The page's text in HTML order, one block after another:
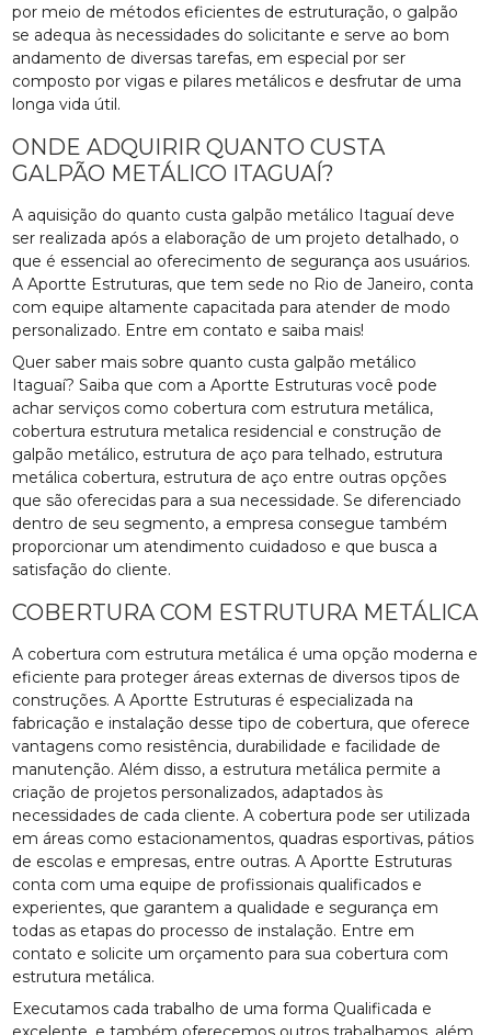
por meio de métodos eficientes de estruturação, o galpão
se adequa às necessidades do solicitante e serve ao bom
andamento de diversas tarefas, em especial por ser
composto por vigas e pilares metálicos e desfrutar de uma
longa vida útil.
ONDE ADQUIRIR QUANTO CUSTA
GALPÃO METÁLICO ITAGUAÍ?
A aquisição do quanto custa galpão metálico Itaguaí deve
ser realizada após a elaboração de um projeto detalhado, o
que é essencial ao oferecimento de segurança aos usuários.
A Aportte Estruturas, que tem sede no Rio de Janeiro, conta
com equipe altamente capacitada para atender de modo
personalizado. Entre em contato e saiba mais!
Quer saber mais sobre quanto custa galpão metálico
Itaguaí? Saiba que com a Aportte Estruturas você pode
achar serviços como cobertura com estrutura metálica,
cobertura estrutura metalica residencial e construção de
galpão metálico, estrutura de aço para telhado, estrutura
metálica cobertura, estrutura de aço entre outras opções
que são oferecidas para a sua necessidade. Se diferenciado
dentro de seu segmento, a empresa consegue também
proporcionar um atendimento cuidadoso e que busca a
satisfação do cliente.
COBERTURA COM ESTRUTURA METÁLICA
A cobertura com estrutura metálica é uma opção moderna e
eficiente para proteger áreas externas de diversos tipos de
construções. A Aportte Estruturas é especializada na
fabricação e instalação desse tipo de cobertura, que oferece
vantagens como resistência, durabilidade e facilidade de
manutenção. Além disso, a estrutura metálica permite a
criação de projetos personalizados, adaptados às
necessidades de cada cliente. A cobertura pode ser utilizada
em áreas como estacionamentos, quadras esportivas, pátios
de escolas e empresas, entre outras. A Aportte Estruturas
conta com uma equipe de profissionais qualificados e
experientes, que garantem a qualidade e segurança em
todas as etapas do processo de instalação. Entre em
contato e solicite um orçamento para sua cobertura com
estrutura metálica.
Executamos cada trabalho de uma forma Qualificada e